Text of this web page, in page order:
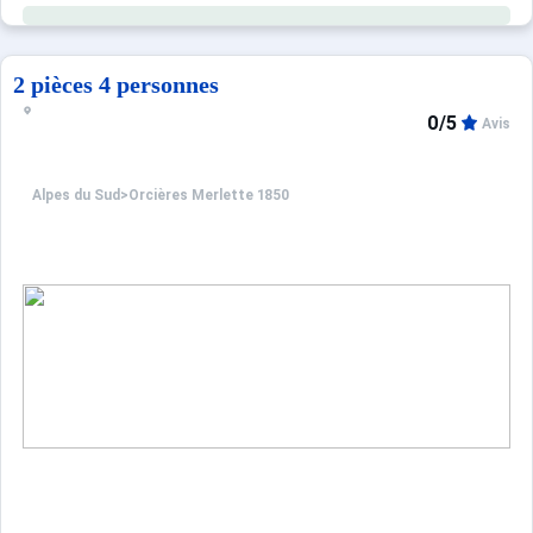
L'emplacement est idéal pour les personnes souhaitant
Votre résidence vous propose son propre local à ski.
2 pièces 4 personnes
Alpes du Sud >Orcières Merlette 1850
0/5 Avis